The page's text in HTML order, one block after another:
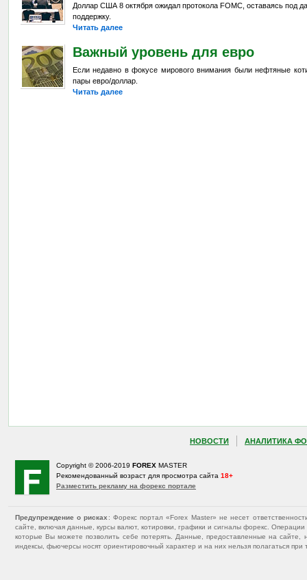
Доллар США 8 октября ожидал протокола FOMC, оставаясь под
поддержку.
Читать далее
Важный уровень для евро
Если недавно в фокусе мирового внимания были нефтяные
пары евро/доллар.
Читать далее
НОВОСТИ АНАЛИТИКА
Copyright © 2006-2019 FOREX MASTER
Рекомендованный возраст для просмотра сайта 18+
Разместить рекламу на форекс портале
Предупреждение о рисках : Форекс портал «Forex Master» не несет
сайте, включая данные, курсы валют, котировки, графики и сигналы форекс.
которые Вы можете позволить себе потерять. Данные, предоставленные на
индексы, фьючерсы носят ориентировочный характер и на них нельзя полагаться при